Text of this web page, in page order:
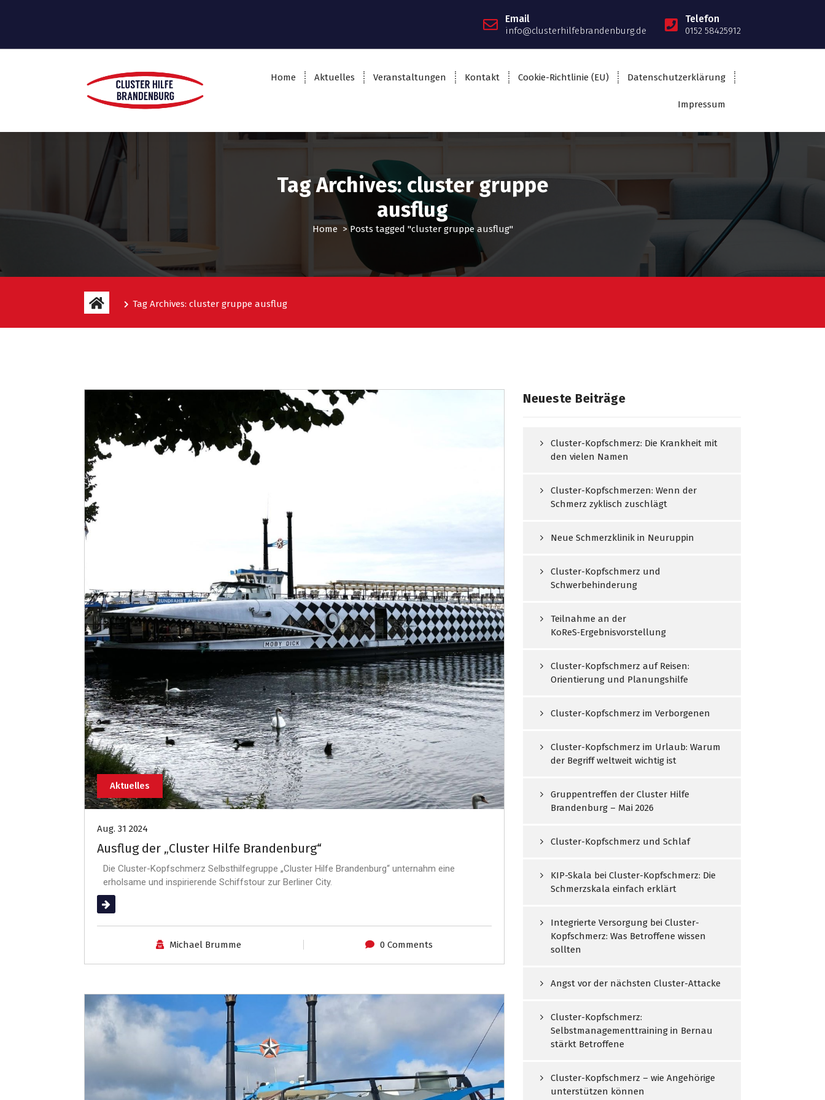
Email
info@clusterhilfebrandenburg.de
Telefon
0152 58425912
Home Aktuelles Veranstaltungen Kontakt Cookie-Richtlinie (EU) Datenschutzerklärung
Impressum
Tag Archives: cluster gruppe
ausflug
Home>Posts tagged "cluster gruppe ausflug"
Tag Archives: cluster gruppe ausflug
Aktuelles
Aug. 31 2024
Ausflug der „Cluster Hilfe Brandenburg“
Die Cluster-Kopfschmerz Selbsthilfegruppe „Cluster Hilfe Brandenburg“ unternahm eine
erholsame und inspirierende Schiffstour zur Berliner City.
(mehr …)
Michael Brumme 0 Comments
Neueste Beiträge
Cluster-Kopfschmerz: Die Krankheit mit
den vielen Namen
Cluster-Kopfschmerzen: Wenn der
Schmerz zyklisch zuschlägt
Neue Schmerzklinik in Neuruppin
Cluster-Kopfschmerz und
Schwerbehinderung
Teilnahme an der
KoReS‑Ergebnisvorstellung
Cluster-Kopfschmerz auf Reisen:
Orientierung und Planungshilfe
Cluster-Kopfschmerz im Verborgenen
Cluster-Kopfschmerz im Urlaub: Warum
der Begriff weltweit wichtig ist
Gruppentreffen der Cluster Hilfe
Brandenburg – Mai 2026
Cluster-Kopfschmerz und Schlaf
KIP-Skala bei Cluster-Kopfschmerz: Die
Schmerzskala einfach erklärt
Integrierte Versorgung bei Cluster-
Kopfschmerz: Was Betroffene wissen
sollten
Angst vor der nächsten Cluster-Attacke
Cluster-Kopfschmerz:
Selbstmanagementtraining in Bernau
stärkt Betroffene
Cluster-Kopfschmerz – wie Angehörige
unterstützen können